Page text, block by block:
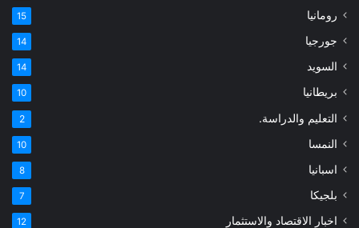
رومانيا 15
جورجيا 14
السويد 14
بريطانيا 10
التعليم والدراسة. 2
النمسا 10
اسبانيا 8
بلجيكا 7
اخبار الاقتصاد والاستثمار 12